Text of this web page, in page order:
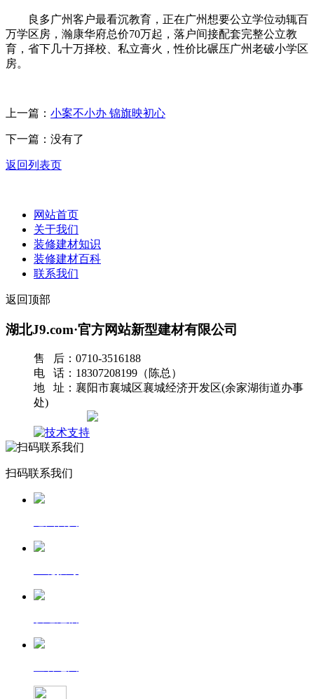
良多广州客户最看沉教育，正在广州想要公立学位动辄百
万学区房，瀚康华府总价70万起，落户间接配套完整公立教
育，省下几十万择校、私立膏火，性价比碾压广州老破小学区
房。
上一篇： 小案不小办 锦旗映初心
下一篇：没有了
返回列表页
网站首页
关于我们
装修建材知识
装修建材百科
联系我们
返回顶部
湖北J9.com·官方网站新型建材有限公司
售 后：0710-3516188
电 话：18307208199（陈总）
地 址：襄阳市襄城区襄城经济开发区(余家湖街道办事
处)
扫码联系我们